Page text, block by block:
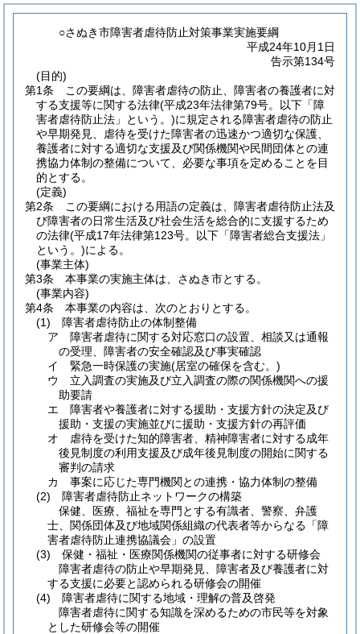
○さぬき市障害者虐待防止対策事業実施要綱
平成24年10月1日
告示第134号
(目的)
第1条
この要綱は、障害者虐待の防止、障害者の養護者に対
する支援等に関する法律(平成23年法律第79号。以下「障
害者虐待防止法」という。)に規定される障害者虐待の防止
や早期発見、虐待を受けた障害者の迅速かつ適切な保護、
養護者に対する適切な支援及び関係機関や民間団体との連
携協力体制の整備について、必要な事項を定めることを目
的とする。
(定義)
第2条
この要綱における用語の定義は、障害者虐待防止法及
び障害者の日常生活及び社会生活を総合的に支援するため
の法律(平成17年法律第123号。以下「障害者総合支援法」
という。)による。
(事業主体)
第3条
本事業の実施主体は、さぬき市とする。
(事業内容)
第4条
本事業の内容は、次のとおりとする。
(1)
障害者虐待防止の体制整備
ア
障害者虐待に関する対応窓口の設置、相談又は通報
の受理、障害者の安全確認及び事実確認
イ
緊急一時保護の実施(居室の確保を含む。)
ウ
立入調査の実施及び立入調査の際の関係機関への援
助要請
エ
障害者や養護者に対する援助・支援方針の決定及び
援助・支援の実施並びに援助・支援方針の再評価
オ
虐待を受けた知的障害者、精神障害者に対する成年
後見制度の利用支援及び成年後見制度の開始に関する
審判の請求
カ
事案に応じた専門機関との連携・協力体制の整備
(2)
障害者虐待防止ネットワークの構築
保健、医療、福祉を専門とする有識者、警察、弁護
士、関係団体及び地域関係組織の代表者等からなる「障
害者虐待防止連携協議会」の設置
(3)
保健・福祉・医療関係機関の従事者に対する研修会
障害者虐待の防止や早期発見、障害者及び養護者に対
する支援に必要と認められる研修会の開催
(4)
障害者虐待に関する地域・理解の普及啓発
障害者虐待に関する知識を深めるための市民等を対象
とした研修会等の開催